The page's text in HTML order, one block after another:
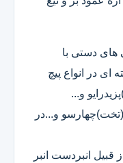
های دستی با
ای در انواع پیچ
و...
و...در
قبیل انبردست انبر